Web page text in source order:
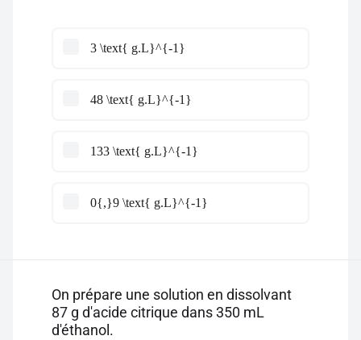
3 \text{ g.L}^{-1}
48 \text{ g.L}^{-1}
133 \text{ g.L}^{-1}
0{,}9 \text{ g.L}^{-1}
On prépare une solution en dissolvant
87 g d'acide citrique dans 350 mL
d'éthanol.